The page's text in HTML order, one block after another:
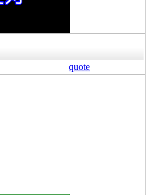
quote